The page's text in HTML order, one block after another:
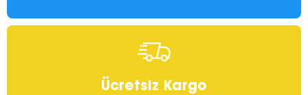
Ücretsiz Kargo